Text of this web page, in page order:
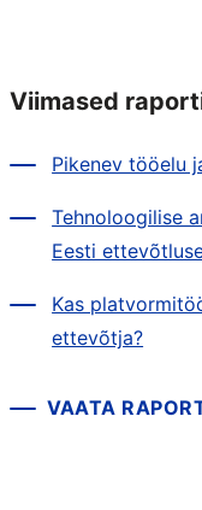
Viimased
Pikenev tööelu
Tehnoloogilise
Eesti
Kas
ettevõtja?
VAATA